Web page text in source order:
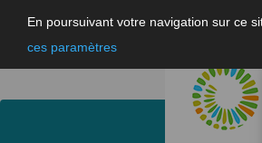
En poursuivant votre navigation sur ce
ces paramètres